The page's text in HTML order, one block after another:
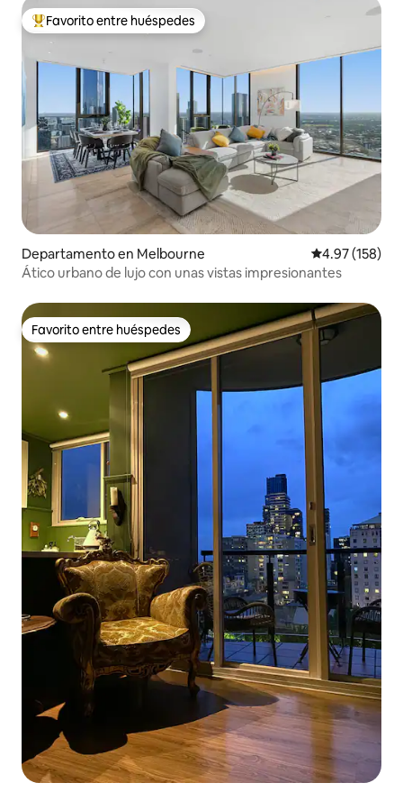
De los mejores en Favorito entre huéspedes
Favorito entre huéspedes
Departamento en Melbourne Calificación
4.97 (158)
Ático urbano de lujo con unas vistas impresionantes
Favorito entre huéspedes
Favorito entre huéspedes